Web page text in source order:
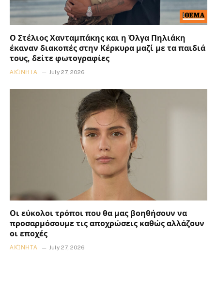
Ο Στέλιος Χανταμπάκης και η Όλγα Πηλιάκη
έκαναν διακοπές στην Κέρκυρα μαζί με τα παιδιά
τους, δείτε φωτογραφίες
ΑΚΊΝΗΤΑ July 27, 2026
Οι εύκολοι τρόποι που θα μας βοηθήσουν να
προσαρμόσουμε τις αποχρώσεις καθώς αλλάζουν
οι εποχές
ΑΚΊΝΗΤΑ July 27, 2026